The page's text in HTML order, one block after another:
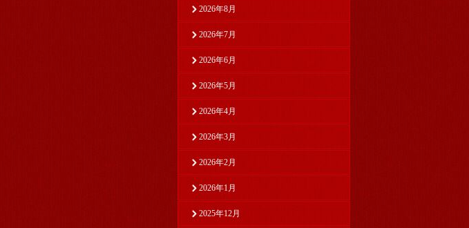
2026年8月
2026年7月
2026年6月
2026年5月
2026年4月
2026年3月
2026年2月
2026年1月
2025年12月